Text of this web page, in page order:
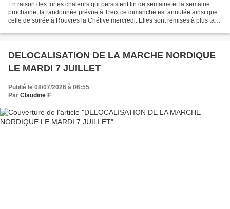
En raison des fortes chaleurs qui persistent fin de semaine et la semaine
prochaine, la randonnée prévue à Treix ce dimanche est annulée ainsi que
celle de soirée à Rouvres la Chétive mercredi. Elles sont remises à plus tard
DELOCALISATION DE LA MARCHE NORDIQUE
LE MARDI 7 JUILLET
Publié le 08/07/2026 à 06:55
Par Claudine F